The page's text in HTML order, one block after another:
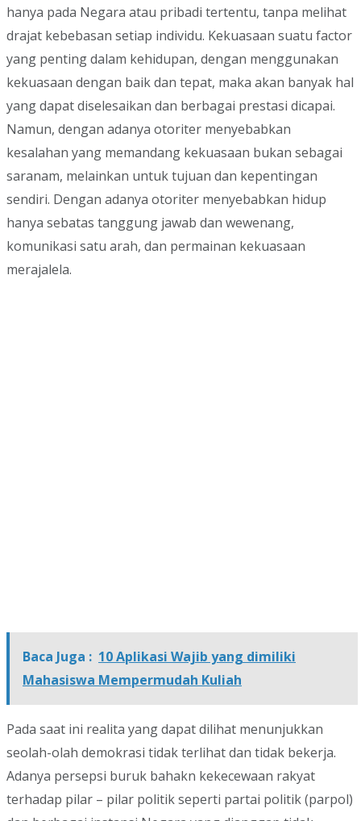
hanya pada Negara atau pribadi tertentu, tanpa melihat
drajat kebebasan setiap individu. Kekuasaan suatu factor
yang penting dalam kehidupan, dengan menggunakan
kekuasaan dengan baik dan tepat, maka akan banyak hal
yang dapat diselesaikan dan berbagai prestasi dicapai.
Namun, dengan adanya otoriter menyebabkan
kesalahan yang memandang kekuasaan bukan sebagai
saranam, melainkan untuk tujuan dan kepentingan
sendiri. Dengan adanya otoriter menyebabkan hidup
hanya sebatas tanggung jawab dan wewenang,
komunikasi satu arah, dan permainan kekuasaan
merajalela.
Baca Juga : 10 Aplikasi Wajib yang dimiliki
Mahasiswa Mempermudah Kuliah
Pada saat ini realita yang dapat dilihat menunjukkan
seolah-olah demokrasi tidak terlihat dan tidak bekerja.
Adanya persepsi buruk bahakn kekecewaan rakyat
terhadap pilar – pilar politik seperti partai politik (parpol)